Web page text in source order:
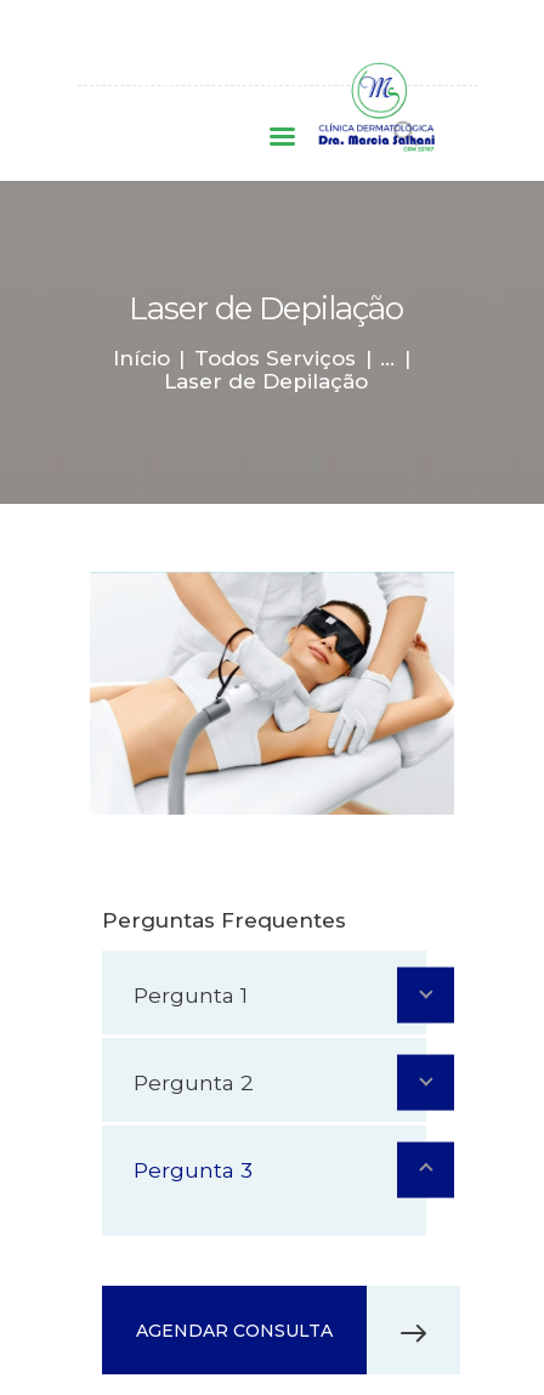
Laser de Depilação
Início Todos Serviços
...
Laser de Depilação
FACIAL
A CLÍNICA
AGENDAR
CONSULTA
Perguntas Frequentes
Pergunta 1
Pergunta 2
Pergunta 3
AGENDAR CONSULTA